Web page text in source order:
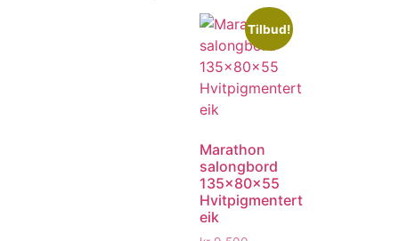
Tilbud!
Marathon
salongbord
135x80x55
Hvitpigmentert
eik